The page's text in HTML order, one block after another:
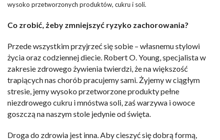
wysoko przetworzonych produktów, cukru i soli.
Co zrobić, żeby zmniejszyć ryzyko zachorowania?
Przede wszystkim przyjrzeć się sobie – własnemu stylowi
życia oraz codziennej diecie. Robert O. Young, specjalista w
zakresie zdrowego żywienia twierdzi, że na większość
trapiących nas chorób pracujemy sami. Żyjemy w ciągłym
stresie, jemy wysoko przetworzone produkty pełne
niezdrowego cukru i mnóstwa soli, zaś warzywa i owoce
goszczą na naszym stole jedynie od święta.
Droga do zdrowia jest inna. Aby cieszyć się dobrą formą,